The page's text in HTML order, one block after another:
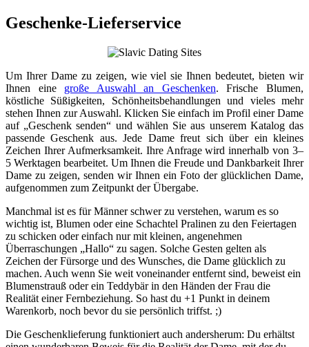
Geschenke-Lieferservice
Um Ihrer Dame zu zeigen, wie viel sie Ihnen bedeutet, bieten wir
Ihnen eine große Auswahl an Geschenken. Frische Blumen,
köstliche Süßigkeiten, Schönheitsbehandlungen und vieles mehr
stehen Ihnen zur Auswahl. Klicken Sie einfach im Profil einer Dame
auf „Geschenk senden“ und wählen Sie aus unserem Katalog das
passende Geschenk aus. Jede Dame freut sich über ein kleines
Zeichen Ihrer Aufmerksamkeit. Ihre Anfrage wird innerhalb von 3–
5 Werktagen bearbeitet. Um Ihnen die Freude und Dankbarkeit Ihrer
Dame zu zeigen, senden wir Ihnen ein Foto der glücklichen Dame,
aufgenommen zum Zeitpunkt der Übergabe.
Manchmal ist es für Männer schwer zu verstehen, warum es so
wichtig ist, Blumen oder eine Schachtel Pralinen zu den Feiertagen
zu schicken oder einfach nur mit kleinen, angenehmen
Überraschungen „Hallo“ zu sagen. Solche Gesten gelten als
Zeichen der Fürsorge und des Wunsches, die Dame glücklich zu
machen. Auch wenn Sie weit voneinander entfernt sind, beweist ein
Blumenstrauß oder ein Teddybär in den Händen der Frau die
Realität einer Fernbeziehung. So hast du +1 Punkt in deinem
Warenkorb, noch bevor du sie persönlich triffst. ;)
Die Geschenklieferung funktioniert auch andersherum: Du erhältst